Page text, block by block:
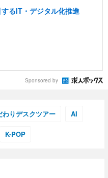
るIT・デジタル化推進
Sponsored by
わりデスクツアー AI
K-POP